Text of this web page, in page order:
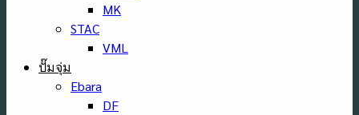
MK
STAC
VML
ปั๊มจุ่ม
Ebara
DF